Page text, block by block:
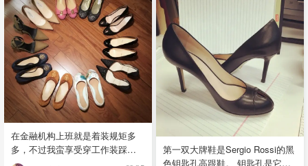
在金融机构上班就是着装规矩多
多，不过我蛮享受穿工作装踩高
跟鞋，一副专业人士的样子，哈
第一双大牌鞋是Sergio Rossi的黑
色钥匙孔高跟鞋。 钥匙孔是它家